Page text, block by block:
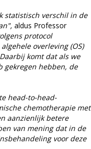
statistisch verschil in de
aldus Professor
protocol
overleving (OS)
komt dat als we
gekregen hebben, de
head-to-head-
chemotherapie met
aanzienlijk betere
van mening dat in de
voor deze